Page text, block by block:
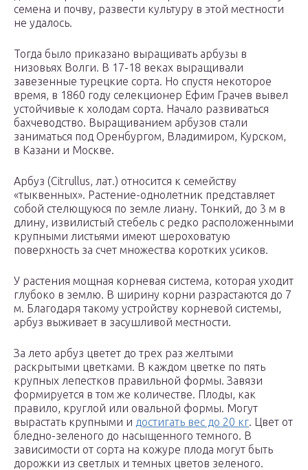
семена и почву, развести культуру в этой местности
не удалось.
Тогда было приказано выращивать арбузы в
низовьях Волги. В 17-18 веках выращивали
завезенные турецкие сорта. Но спустя некоторое
время, в 1860 году селекционер Ефим Грачев вывел
устойчивые к холодам сорта. Начало развиваться
бахчеводство. Выращиванием арбузов стали
заниматься под Оренбургом, Владимиром, Курском,
в Казани и Москве.
Арбуз (Citrullus, лат.) относится к семейству
«тыквенных». Растение-однолетник представляет
собой стелющуюся по земле лиану. Тонкий, до 3 м в
длину, извилистый стебель с редко расположенными
крупными листьями имеют шероховатую
поверхность за счет множества коротких усиков.
У растения мощная корневая система, которая уходит
глубоко в землю. В ширину корни разрастаются до 7
м. Благодаря такому устройству корневой системы,
арбуз выживает в засушливой местности.
За лето арбуз цветет до трех раз желтыми
раскрытыми цветками. В каждом цветке по пять
крупных лепестков правильной формы. Завязи
формируется в том же количестве. Плоды, как
правило, круглой или овальной формы. Могут
вырастать крупными и достигать вес до 20 кг. Цвет от
бледно-зеленого до насыщенного темного. В
зависимости от сорта на кожуре плода могут быть
дорожки из светлых и темных цветов зеленого.